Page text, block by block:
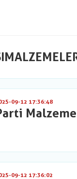
09-12 17:36:48
09-12 17:36:02